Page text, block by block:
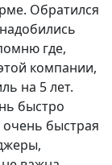
Обратился
где,
компании,
на 5 лет.
быстро
быстрая